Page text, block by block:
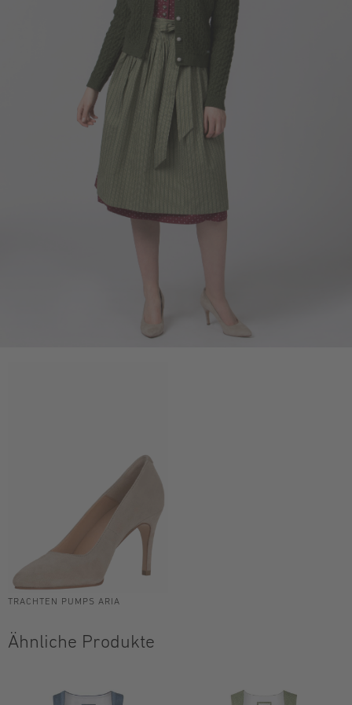
TRACHTEN PUMPS ARIA
Ähnliche Produkte